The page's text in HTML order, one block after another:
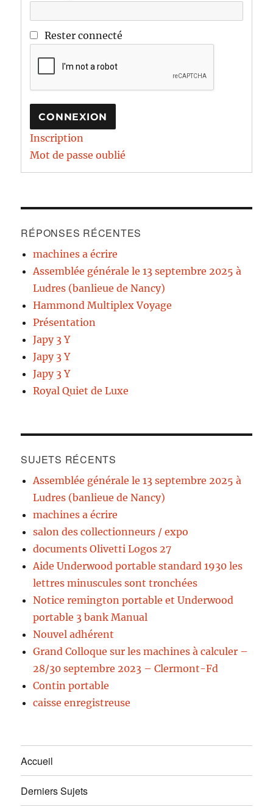
Rester connecté
CONNEXION
Inscription
Mot de passe oublié
RÉPONSES RÉCENTES
machines a écrire
Assemblée générale le 13 septembre 2025 à
Ludres (banlieue de Nancy)
Hammond Multiplex Voyage
Présentation
Japy 3 Y
Japy 3 Y
Japy 3 Y
Royal Quiet de Luxe
SUJETS RÉCENTS
Assemblée générale le 13 septembre 2025 à
Ludres (banlieue de Nancy)
machines a écrire
salon des collectionneurs / expo
documents Olivetti Logos 27
Aide Underwood portable standard 1930 les
lettres minuscules sont tronchées
Notice remington portable et Underwood
portable 3 bank Manual
Nouvel adhérent
Grand Colloque sur les machines à calculer –
28/30 septembre 2023 – Clermont-Fd
Contin portable
caisse enregistreuse
Accueil
Derniers Sujets